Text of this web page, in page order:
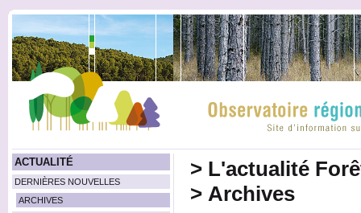
ACTUALITÉ
DERNIÈRES NOUVELLES
ARCHIVES
> L'actualité
> Archives